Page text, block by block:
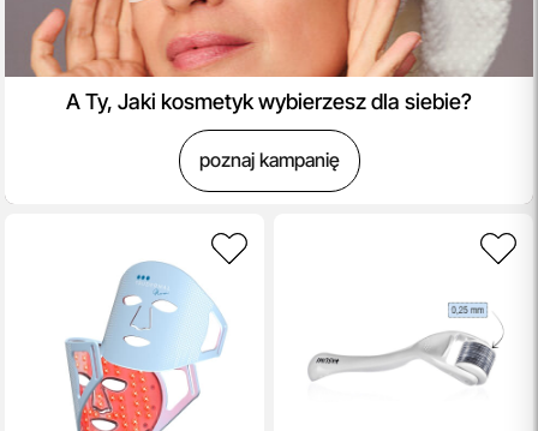
A Ty, Jaki kosmetyk wybierzesz dla siebie?
poznaj kampanię